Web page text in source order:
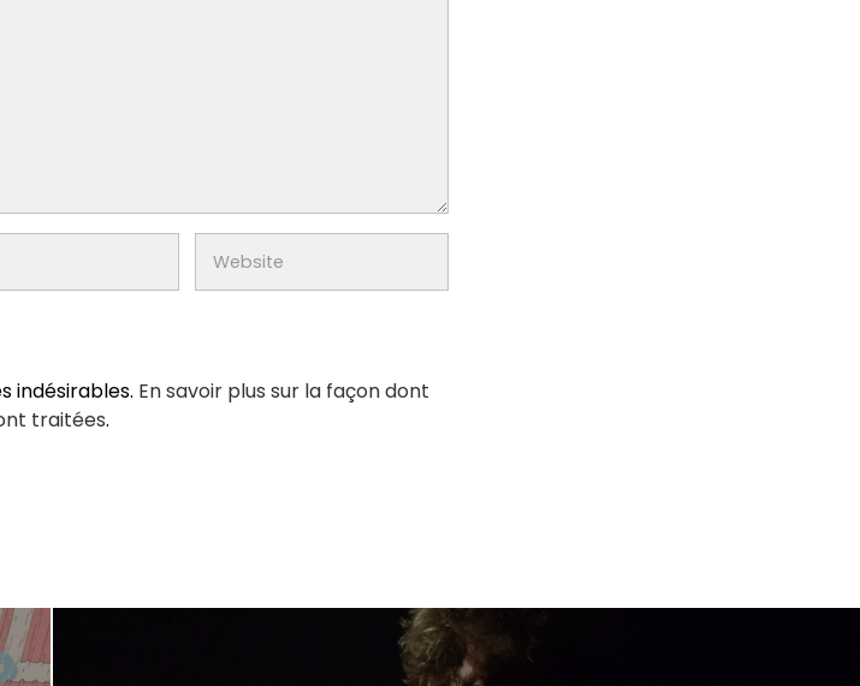
indésirables. En savoir plus sur la façon dont
traitées.